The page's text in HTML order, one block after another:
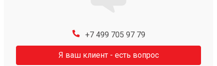
+7 499 705 97 79
Я ваш клиент - есть вопрос